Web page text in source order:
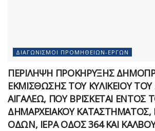
ΔΙΑΓΩΝΙΣΜΟΊ ΠΡΟΜΗΘΕΙΏΝ-ΈΡΓΩΝ
ΠΕΡΙΛΗΨΗ ΠΡΟΚΗΡΥΞΗΣ
ΕΚΜΙΣΘΩΣΗΣ ΤΟΥ ΚΥΛΙΚΕΙΟΥ
ΑΙΓΑΛΕΩ, ΠΟΥ ΒΡΙΣΚΕΤΑΙ ΕΝΤΟΣ
ΔΗΜΑΡΧEΙΑΚΟΥ ΚΑΤΑΣΤΗΜΑΤΟΣ,
ΟΔΩΝ, ΙΕΡΑ ΟΔΟΣ 364 ΚΑΙ